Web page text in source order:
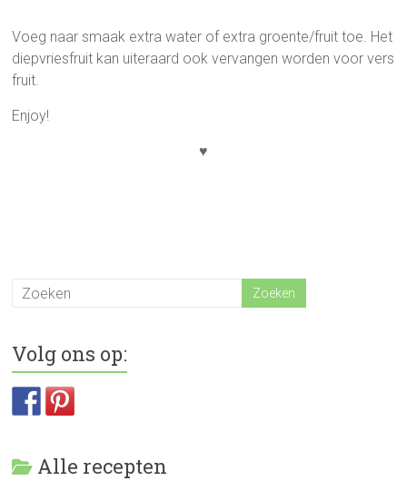
Voeg naar smaak extra water of extra groente/fruit toe. Het
diepvriesfruit kan uiteraard ook vervangen worden voor vers
fruit.
Enjoy!
♥
Volg ons op:
Alle recepten